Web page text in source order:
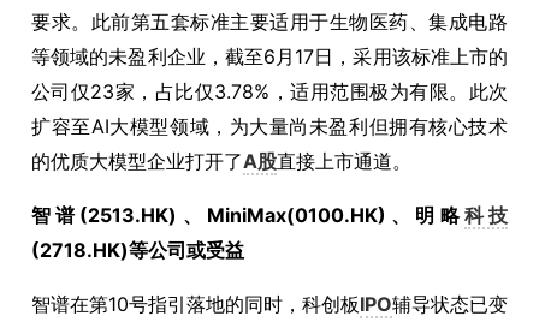
要求。此前第五套标准主要适用于生物医药、集成电路
等领域的未盈利企业，截至6月17日，采用该标准上市的
公司仅23家，占比仅3.78%，适用范围极为有限。此次
扩容至AI大模型领域，为大量尚未盈利但拥有核心技术
的优质大模型企业打开了A股直接上市通道。
智谱(2513.HK)、MiniMax(0100.HK)、明略科技
(2718.HK)等公司或受益
智谱在第10号指引落地的同时，科创板IPO辅导状态已变